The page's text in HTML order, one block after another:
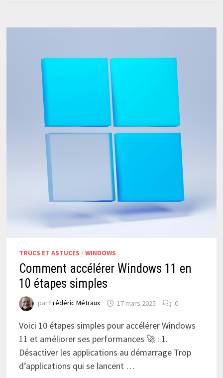
TRUCS ET ASTUCES / WINDOWS
Comment accélérer Windows 11 en
10 étapes simples
parFrédéric Métraux 17 mars 2025 0
Voici 10 étapes simples pour accélérer Windows
11 et améliorer ses performances 🚀 : 1.
Désactiver les applications au démarrage Trop
d’applications qui se lancent …